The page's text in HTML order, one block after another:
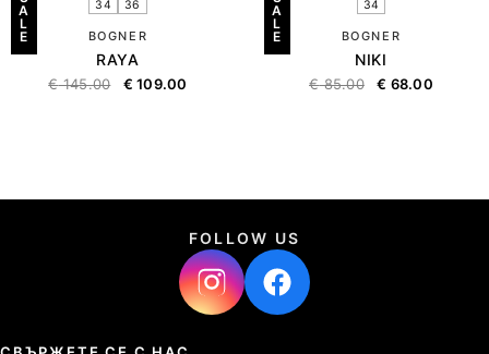
A
L
E
34 36
BOGNER
RAYA
€145.00 € 109.00
A
L
E
34
BOGNER
NIKI
€85.00 € 68.00
FOLLOW US